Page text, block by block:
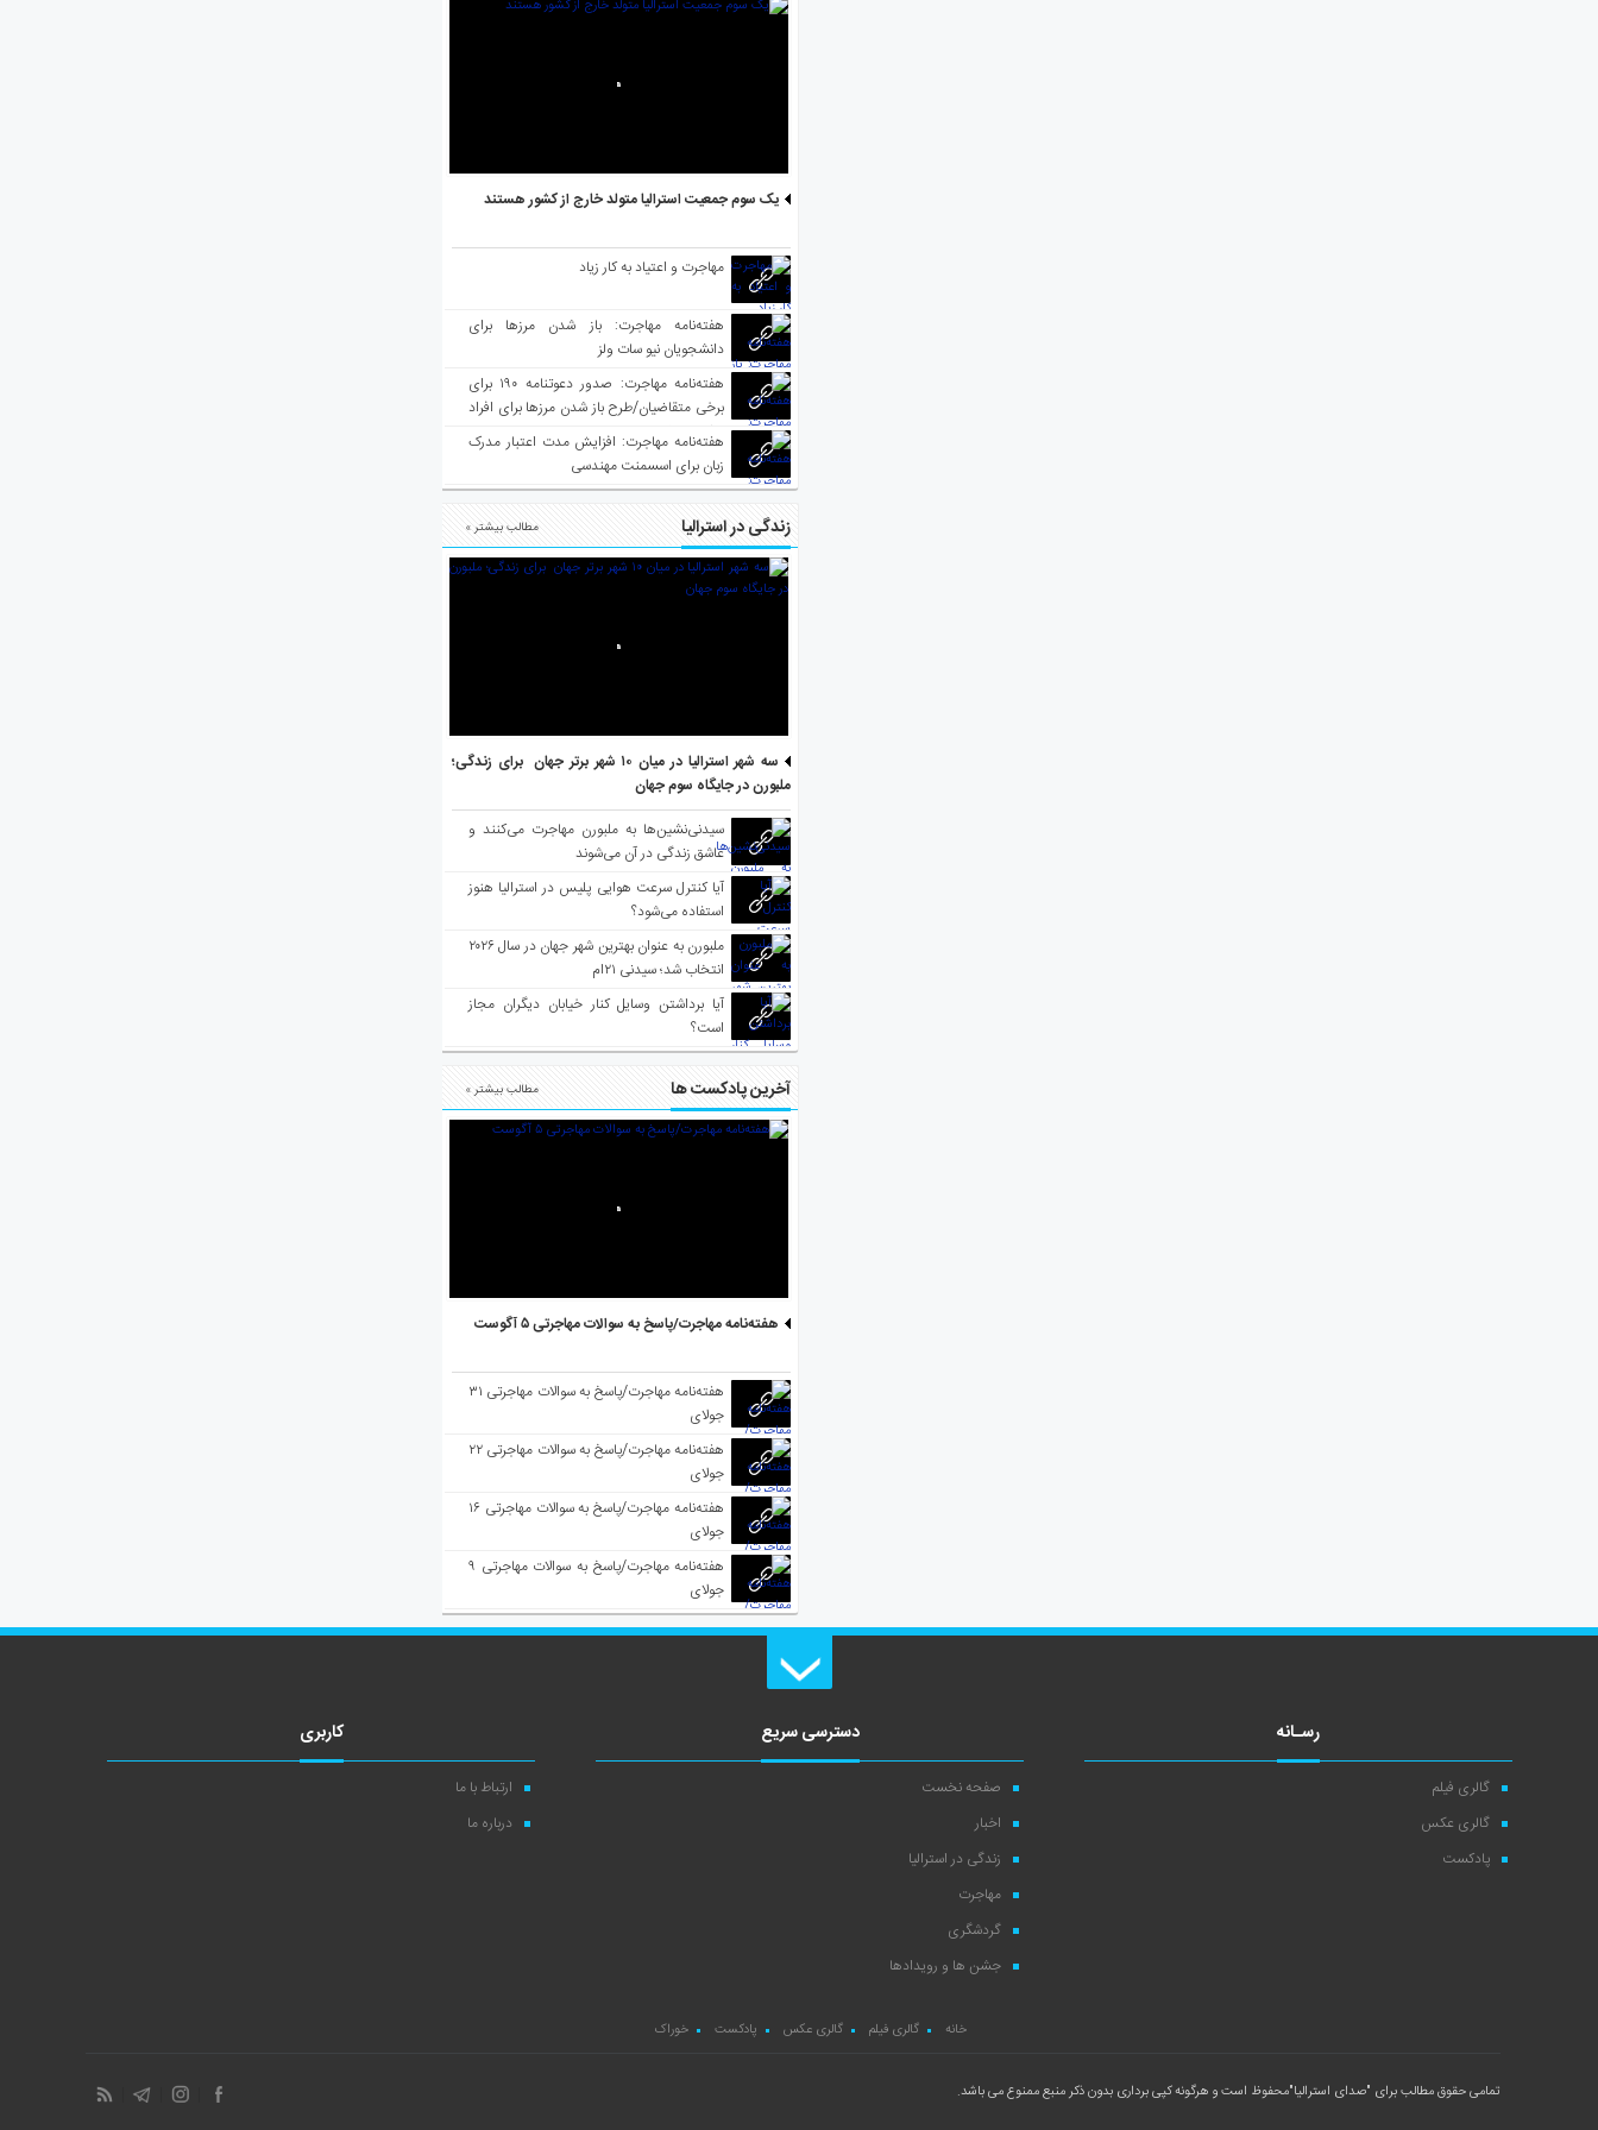
یک سوم جمعیت استرالیا متولد خارج از کشور هستند
مهاجرت و اعتیاد به کار زیاد
هفته‌نامه مهاجرت: باز شدن مرزها برای
دانشجویان نیو سات ولز
هفته‌نامه مهاجرت: صدور دعوتنامه ۱۹۰ برای
برخی متقاضیان/طرح باز شدن مرزها برای افراد
واکسینه شده
هفته‌نامه مهاجرت: افزایش مدت اعتبار مدرک
زبان برای اسسمنت مهندسی
زندگی در استرالیا مطالب بیشتر »
سه شهر استرالیا در میان ۱۰ شهر برتر جهان برای زندگی؛
ملبورن در جایگاه سوم جهان
سیدنی‌نشین‌ها به ملبورن مهاجرت می‌کنند و
عاشق زندگی در آن می‌شوند
آیا کنترل سرعت هوایی پلیس در استرالیا هنوز
استفاده می‌شود؟
ملبورن به عنوان بهترین شهر جهان در سال ۲۰۲۶
انتخاب شد؛ سیدنی ۲۱‌ام
آیا برداشتن وسایل کنار خیابان دیگران مجاز
است؟
آخرین پادکست ها مطالب بیشتر »
هفته‌نامه مهاجرت/پاسخ به سوالات مهاجرتی ۵ آگوست
هفته‌نامه مهاجرت/پاسخ به سوالات مهاجرتی ۳۱
جولای
هفته‌نامه مهاجرت/پاسخ به سوالات مهاجرتی ۲۲
جولای
هفته‌نامه مهاجرت/پاسخ به سوالات مهاجرتی ۱۶
جولای
هفته‌نامه مهاجرت/پاسخ به سوالات مهاجرتی ۹
جولای
رسـانه
گالری فیلم
گالری عکس
پادکست
دسترسی سریع
صفحه نخست
اخبار
زندگی در استرالیا
مهاجرت
گردشگری
جشن ها و رویدادها
کاربری
ارتباط با ما
درباره ما
خانه گالری فیلم گالری عکس پادکست خوراک
تمامی حقوق مطالب برای "صدای استرالیا"محفوظ است و هرگونه کپی برداری بدون ذکر منبع ممنوع می باشد.